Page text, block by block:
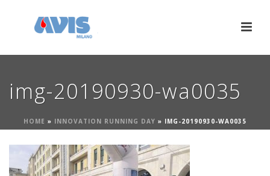
img-20190930-wa0035
HOME » INNOVATION RUNNING DAY » IMG-20190930-WA0035